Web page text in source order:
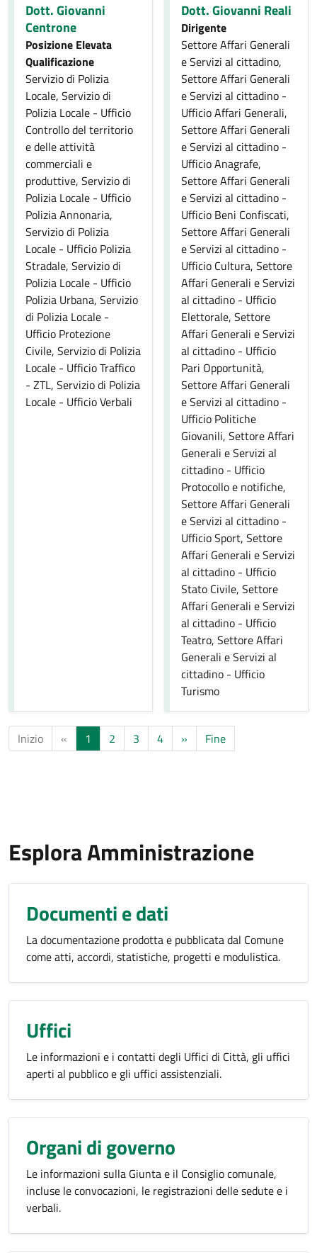
Dott. Giovanni
Centrone
Posizione Elevata
Qualificazione
Servizio di Polizia
Locale, Servizio di
Polizia Locale - Ufficio
Controllo del territorio
e delle attività
commerciali e
produttive, Servizio di
Polizia Locale - Ufficio
Polizia Annonaria,
Servizio di Polizia
Locale - Ufficio Polizia
Stradale, Servizio di
Polizia Locale - Ufficio
Polizia Urbana, Servizio
di Polizia Locale -
Ufficio Protezione
Civile, Servizio di Polizia
Locale - Ufficio Traffico
- ZTL, Servizio di Polizia
Locale - Ufficio Verbali
Dott. Giovanni Reali
Dirigente
Settore Affari Generali
e Servizi al cittadino,
Settore Affari Generali
e Servizi al cittadino -
Ufficio Affari Generali,
Settore Affari Generali
e Servizi al cittadino -
Ufficio Anagrafe,
Settore Affari Generali
e Servizi al cittadino -
Ufficio Beni Confiscati,
Settore Affari Generali
e Servizi al cittadino -
Ufficio Cultura, Settore
Affari Generali e Servizi
al cittadino - Ufficio
Elettorale, Settore
Affari Generali e Servizi
al cittadino - Ufficio
Pari Opportunità,
Settore Affari Generali
e Servizi al cittadino -
Ufficio Politiche
Giovanili, Settore Affari
Generali e Servizi al
cittadino - Ufficio
Protocollo e notifiche,
Settore Affari Generali
e Servizi al cittadino -
Ufficio Sport, Settore
Affari Generali e Servizi
al cittadino - Ufficio
Stato Civile, Settore
Affari Generali e Servizi
al cittadino - Ufficio
Teatro, Settore Affari
Generali e Servizi al
cittadino - Ufficio
Turismo
Inizio « 1 2 3 4 » Fine
Esplora Amministrazione
Documenti e dati
La documentazione prodotta e pubblicata dal Comune
come atti, accordi, statistiche, progetti e modulistica.
Uffici
Le informazioni e i contatti degli Uffici di Città, gli uffici
aperti al pubblico e gli uffici assistenziali.
Organi di governo
Le informazioni sulla Giunta e il Consiglio comunale,
incluse le convocazioni, le registrazioni delle sedute e i
verbali.